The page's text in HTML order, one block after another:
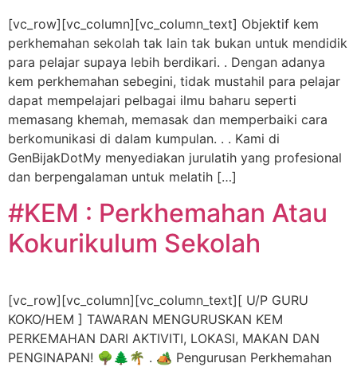
[vc_row][vc_column][vc_column_text] Objektif kem
perkhemahan sekolah tak lain tak bukan untuk mendidik
para pelajar supaya lebih berdikari. . Dengan adanya
kem perkhemahan sebegini, tidak mustahil para pelajar
dapat mempelajari pelbagai ilmu baharu seperti
memasang khemah, memasak dan memperbaiki cara
berkomunikasi di dalam kumpulan. . . Kami di
GenBijakDotMy menyediakan jurulatih yang profesional
dan berpengalaman untuk melatih […]
#KEM : Perkhemahan Atau
Kokurikulum Sekolah
[vc_row][vc_column][vc_column_text][ U/P GURU
KOKO/HEM ] TAWARAN MENGURUSKAN KEM
PERKEMAHAN DARI AKTIVITI, LOKASI, MAKAN DAN
PENGINAPAN! 🌳🌲🌴 . 🏕 Pengurusan Perkhemahan